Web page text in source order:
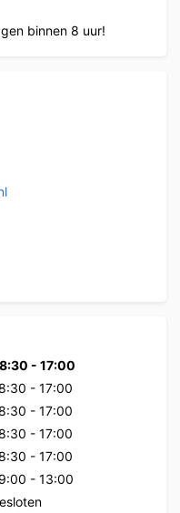
binnen 8 uur!
- 17:00
- 17:00
- 17:00
- 17:00
- 17:00
- 13:00